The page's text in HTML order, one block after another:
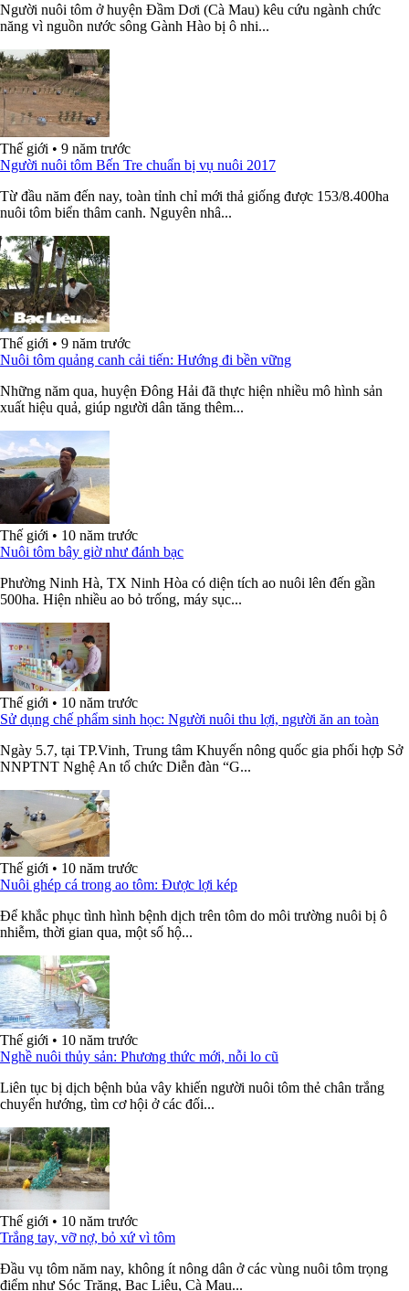
Người nuôi tôm ở huyện Đầm Dơi (Cà Mau) kêu cứu ngành chức
năng vì nguồn nước sông Gành Hào bị ô nhi...
Thế giới • 9 năm trước
Người nuôi tôm Bến Tre chuẩn bị vụ nuôi 2017
Từ đầu năm đến nay, toàn tỉnh chỉ mới thả giống được 153/8.400ha
nuôi tôm biển thâm canh. Nguyên nhâ...
Thế giới • 9 năm trước
Nuôi tôm quảng canh cải tiến: Hướng đi bền vững
Những năm qua, huyện Đông Hải đã thực hiện nhiều mô hình sản
xuất hiệu quả, giúp người dân tăng thêm...
Thế giới • 10 năm trước
Nuôi tôm bây giờ như đánh bạc
Phường Ninh Hà, TX Ninh Hòa có diện tích ao nuôi lên đến gần
500ha. Hiện nhiều ao bỏ trống, máy sục...
Thế giới • 10 năm trước
Sử dụng chế phẩm sinh học: Người nuôi thu lợi, người ăn an toàn
Ngày 5.7, tại TP.Vinh, Trung tâm Khuyến nông quốc gia phối hợp Sở
NNPTNT Nghệ An tổ chức Diễn đàn “G...
Thế giới • 10 năm trước
Nuôi ghép cá trong ao tôm: Được lợi kép
Để khắc phục tình hình bệnh dịch trên tôm do môi trường nuôi bị ô
nhiễm, thời gian qua, một số hộ...
Thế giới • 10 năm trước
Nghề nuôi thủy sản: Phương thức mới, nỗi lo cũ
Liên tục bị dịch bệnh bủa vây khiến người nuôi tôm thẻ chân trắng
chuyển hướng, tìm cơ hội ở các đối...
Thế giới • 10 năm trước
Trắng tay, vỡ nợ, bỏ xứ vì tôm
Đầu vụ tôm năm nay, không ít nông dân ở các vùng nuôi tôm trọng
điểm như Sóc Trăng, Bạc Liêu, Cà Mau...